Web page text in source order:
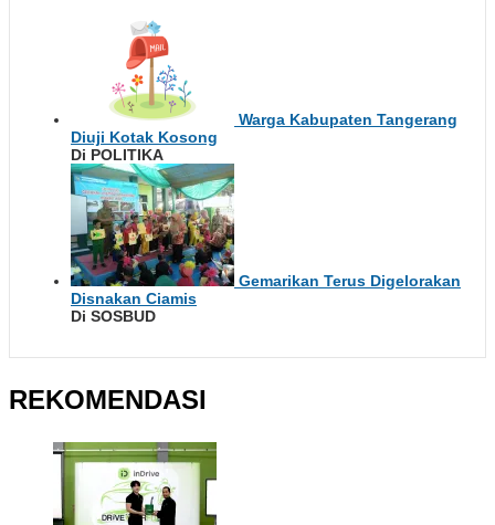
Warga Kabupaten Tangerang
Diuji Kotak Kosong
Di POLITIKA
Gemarikan Terus Digelorakan
Disnakan Ciamis
Di SOSBUD
REKOMENDASI